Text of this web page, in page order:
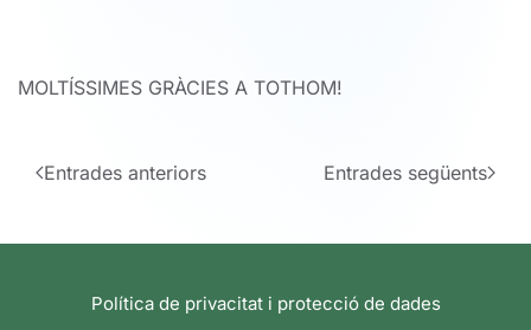
MOLTÍSSIMES GRÀCIES A TOTHOM!
Entrades anteriors Entrades següents
Política de privacitat i protecció de dades